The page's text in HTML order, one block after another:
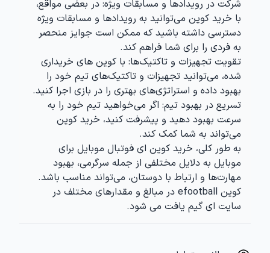
شرکت در رویدادها و مسابقات ویژه: در بعضی مواقع،
با خرید کوین می‌توانید به رویدادها و مسابقات ویژه
دسترسی داشته باشید که ممکن است جوایز منحصر
به فردی را برای شما فراهم کند.
تقویت تجهیزات و تاکتیک‌ها: با کوین های خریداری
شده، می‌توانید تجهیزات و تاکتیک‌های تیم خود را
بهبود داده و استراتژی‌های بهتری را در بازی اجرا کنید.
تسریع در بهبود تیم: اگر می‌خواهید تیم خود را به
سرعت بهبود دهید و پیشرفت کنید، خرید کوین
می‌تواند به شما کمک کند.
به طور کلی، خرید کوین ای فوتبال موبایل برای
موبایل به دلایل مختلفی از جمله سرگرمی، بهبود
مهارت‌ها و ارتباط با دوستان، می‌تواند مناسب باشد.
کوین efootball در مبالغ و مقدارهای مختلف در
سایت ای گیم یافت می شود.